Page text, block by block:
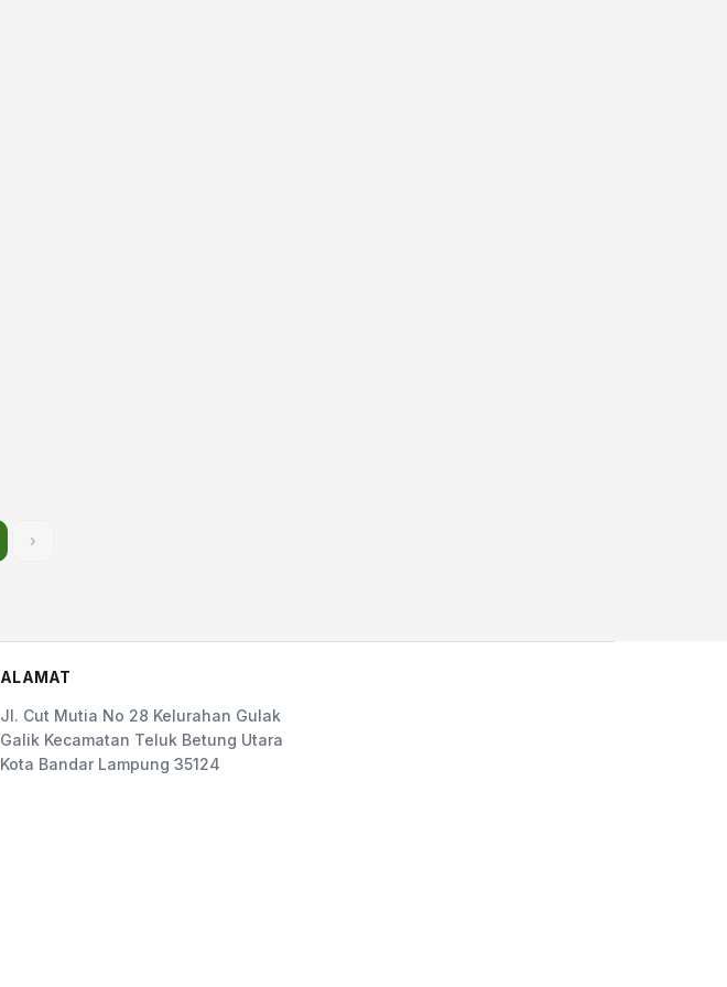
›
ALAMAT
Jl. Cut Mutia No 28 Kelurahan Gulak
Galik Kecamatan Teluk Betung Utara
Kota Bandar Lampung 35124